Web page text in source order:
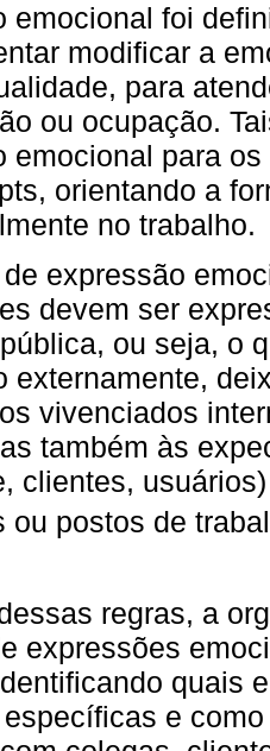
emocional foi
modificar a
para
ou ocupação.
emocional para
orientando a
no trabalho.
expressão
devem ser
ou seja, o
externamente,
vivenciados
também às
clientes,
ou postos de
regras, a
expressões
quais
e